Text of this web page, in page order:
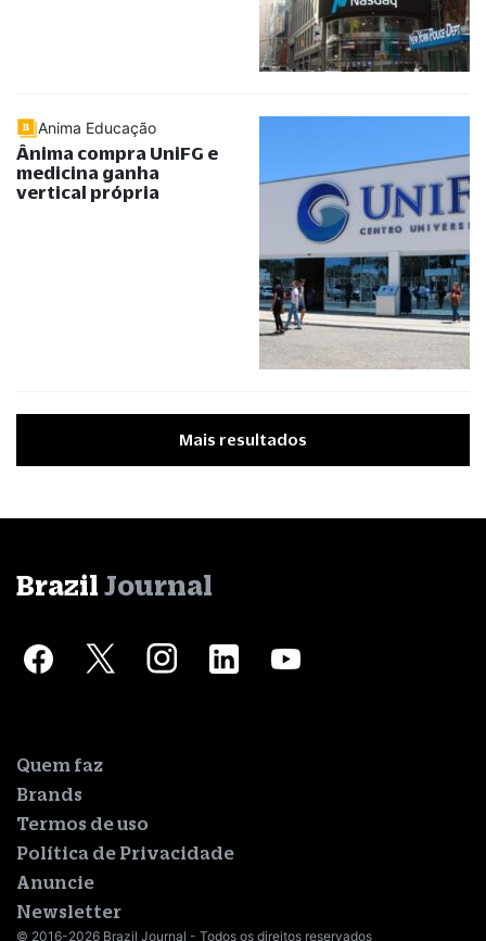
Anima Educação
Ânima compra UniFG e
medicina ganha
vertical própria
Mais resultados
Brazil Journal
Quem faz
Brands
Termos de uso
Política de Privacidade
Anuncie
Newsletter
© 2016-2026 Brazil Journal - Todos os direitos reservados